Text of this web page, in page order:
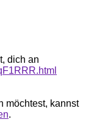
dich an
möchtest, kannst
.